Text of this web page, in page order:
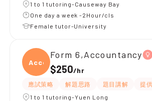
1 to 1 tutoring-Causeway Bay
One day a week -2Hour/cls
Female tutor-University
Accou
Form 6,Accountancy
$250/hr
應試策略 解題思路 題目講解 提
1 to 1 tutoring-Yuen Long